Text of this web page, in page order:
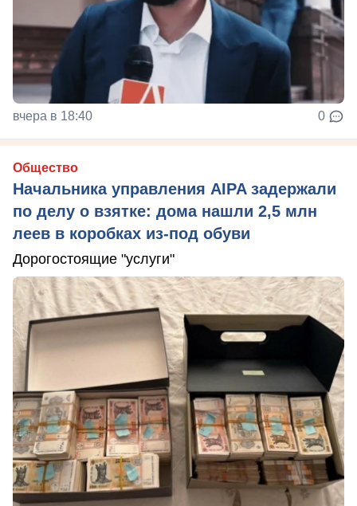
вчера в 18:40 0
Общество
Начальника управления AIPA задержали
по делу о взятке: дома нашли 2,5 млн
леев в коробках из-под обуви
Дорогостоящие "услуги"